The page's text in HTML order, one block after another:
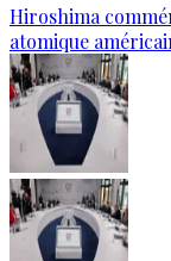
Hiroshima
atomique